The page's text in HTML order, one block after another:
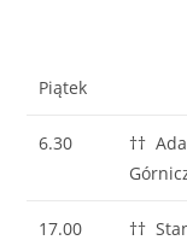
Piątek
6.30
††
17.00
††